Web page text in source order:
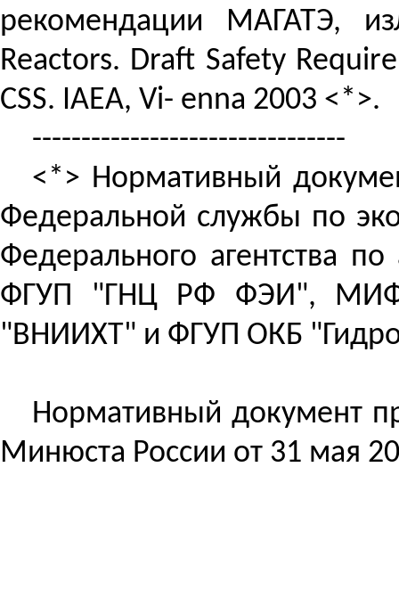
рекомендации МАГАТЭ,
Reactors. Draft Safety
CSS. IAEA, Vi- enna 2003 <*>.
--------------------------------
<*> Нормативный
Федеральной службы по
Федерального агентства
ФГУП "ГНЦ РФ ФЭИ",
"ВНИИХТ" и ФГУП ОКБ
Нормативный документ
Минюста России от 31 мая